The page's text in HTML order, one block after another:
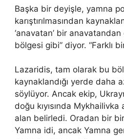
Başka bir deyişle, yamna
karıştırılmasından
‘anavatan’ bir
bölgesi gibi” diyor. “Farklı
Lazaridis, tam olarak bu
kaynaklandığı yerde daha
söylüyor. Ancak ekip,
doğu kıyısında
alan belirledi. Oradan bir
Yamna idi, ancak Yamna